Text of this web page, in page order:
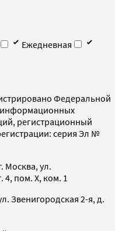
Ежедневная
Федеральной
информационных
регистрационный
серия Эл №
Москва, ул.
4, пом. X, ком. 1
Звенигородская 2-я, д.